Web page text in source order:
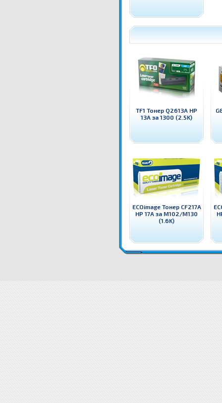
TF1 Тонер Q2613A HP
13A за 1300 (2.5K)
ECOimage Тонер CF217A
HP 17A за M102/M130
(1.6K)